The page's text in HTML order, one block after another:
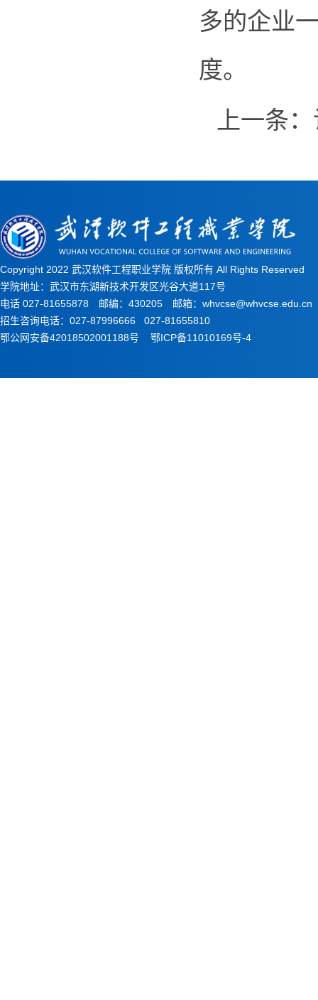
多的企业
度。
上一条：
Copyright 2022 武汉软件工程职业学院 版权所有 All Rights Reserved
学院地址：武汉市东湖新技术开发区光谷大道117号
电话 027-81655878 邮编：430205 邮箱：whvcse@whvcse.edu.cn
招生咨询电话：027-87996666 027-81655810
鄂公网安备42018502001188号
鄂ICP备11010169号-4